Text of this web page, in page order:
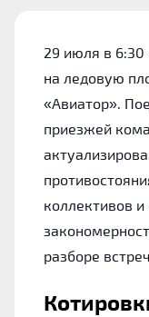
29 июля в 6:30
на ледовую
«Авиатор».
приезжей
коллективов и
разборе